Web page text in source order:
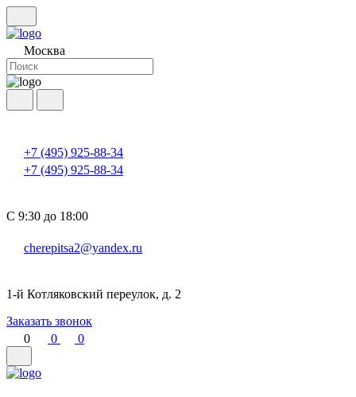
Москва
+7 (495) 925-88-34
+7 (495) 925-88-34
С 9:30 до 18:00
cherepitsa2@yandex.ru
1-й Котляковский переулок, д. 2
Заказать звонок
0
0 0